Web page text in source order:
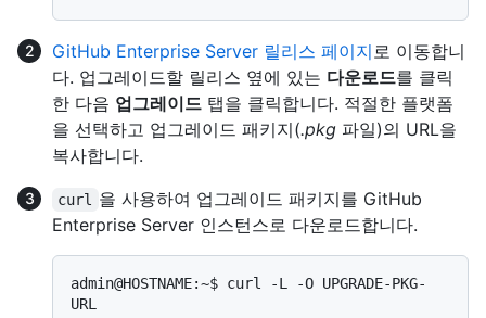
GitHub Enterprise Server 릴리스 페이지로 이동합니
다. 업그레이드할 릴리스 옆에 있는 다운로드를 클릭
한 다음 업그레이드 탭을 클릭합니다. 적절한 플랫폼
을 선택하고 업그레이드 패키지(.pkg 파일)의 URL을
복사합니다.
curl
을 사용하여 업그레이드 패키지를 GitHub
Enterprise Server 인스턴스로 다운로드합니다.
admin@HOSTNAME:~$ curl -L -O UPGRADE-PKG-